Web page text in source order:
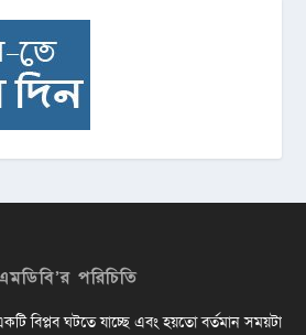
পরিচিতি
বিপ্লব ঘটতে যাচ্ছে এবং হয়তো বর্তমান সময়টা